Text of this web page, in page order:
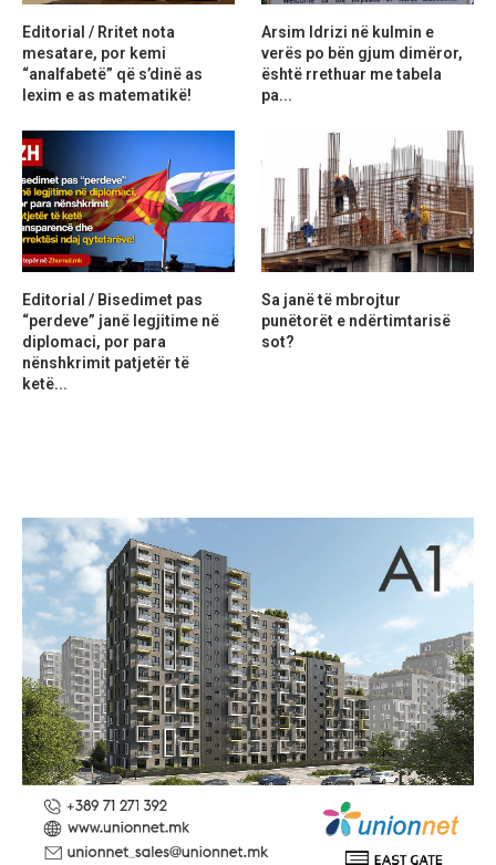
Editorial / Rritet nota
mesatare, por kemi
“analfabetë” që s’dinë as
lexim e as matematikë!
Arsim Idrizi në kulmin e
verës po bën gjum dimëror,
është rrethuar me tabela
pa...
Editorial / Bisedimet pas
“perdeve” janë legjitime në
diplomaci, por para
nënshkrimit patjetër të
ketë...
Sa janë të mbrojtur
punëtorët e ndërtimtarisë
sot?